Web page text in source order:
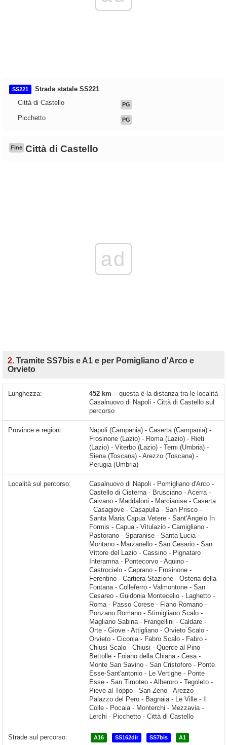
SS221
Strada statale SS221
Città di Castello
PG
Picchetto PG
Fine Città di Castello
ad
2. Tramite SS7bis e A1 e per Pomigliano d'Arco e
Orvieto
Lunghezza: 452 km – questa è la distanza tra le località
Casalnuovo di Napoli - Città di Castello sul
percorso
Province e regioni:
Napoli (Campania) - Caserta (Campania) -
Frosinone (Lazio) - Roma (Lazio) - Rieti
(Lazio) - Viterbo (Lazio) - Terni (Umbria) -
Siena (Toscana) - Arezzo (Toscana) -
Perugia (Umbria)
Località sul percorso: Casalnuovo di Napoli - Pomigliano d'Arco - Castello di Cisterna - Brusciano - Acerra - Caivano - Maddaloni - Marcianise - Caserta - Casagiove - Casapulla - San Prisco - Santa Maria Capua Vetere - Sant'Angelo In Formis - Capua - Vitulazio - Camigliano - Pastorano - Sparanise - Santa Lucia - Montano - Marzanello - San Cesario - San Vittore del Lazio - Cassino - Pignataro Interamna - Pontecorvo - Aquino - Castrocielo - Ceprano - Frosinone - Ferentino - Cartiera-Stazione - Osteria della Fontana - Colleferro - Valmontone - San Cesareo
Strade sul percorso: A16 SS162dir SS7bis A1